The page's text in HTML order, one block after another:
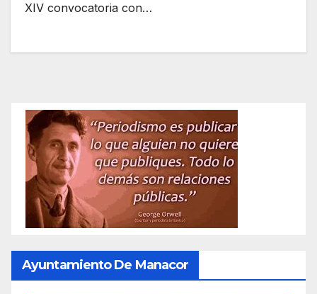
XIV convocatoria con…
Ayuntamiento De Manacor